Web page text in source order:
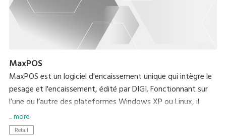
MaxPOS
MaxPOS est un logiciel d'encaissement unique qui intègre le
pesage et l'encaissement, édité par DIGI. Fonctionnant sur
l’une ou l’autre des plateformes Windows XP ou Linux, il
peut également être intégré dans d'autres plateformes en
fonction de vos besoins.
... more
Retail